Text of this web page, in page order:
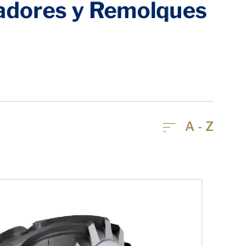
y Remolques
A - Z